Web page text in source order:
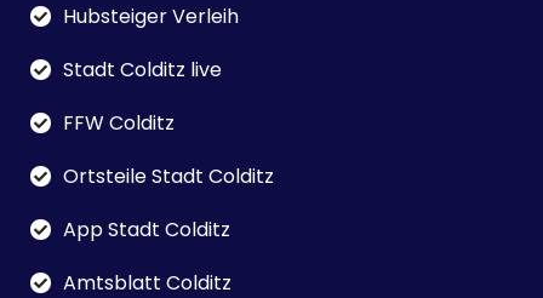
Hubsteiger Verleih
Stadt Colditz live
FFW Colditz
Ortsteile Stadt Colditz
App Stadt Colditz
Amtsblatt Colditz